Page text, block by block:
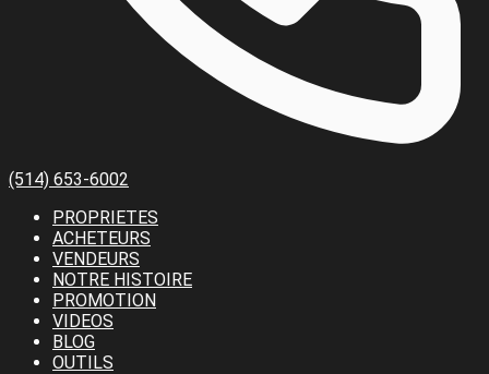
(514) 653-6002
PROPRIETES
ACHETEURS
VENDEURS
NOTRE HISTOIRE
PROMOTION
VIDEOS
BLOG
OUTILS